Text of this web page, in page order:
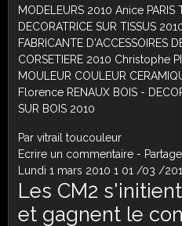
MODELEURS 2010 Anice PARIS
DECORATRICE SUR TISSUS
FABRICANTE D'ACCESSOIRES
CORSETIERE 2010 Christophe
MOULEUR COULEUR
Florence RENAUX BOIS -
SUR BOIS 2010
Par vitrail toucouleur
Ecrire un commentaire -
Lundi 1 mars 2010 1 01 /03 /
Les CM2
et gagnent le